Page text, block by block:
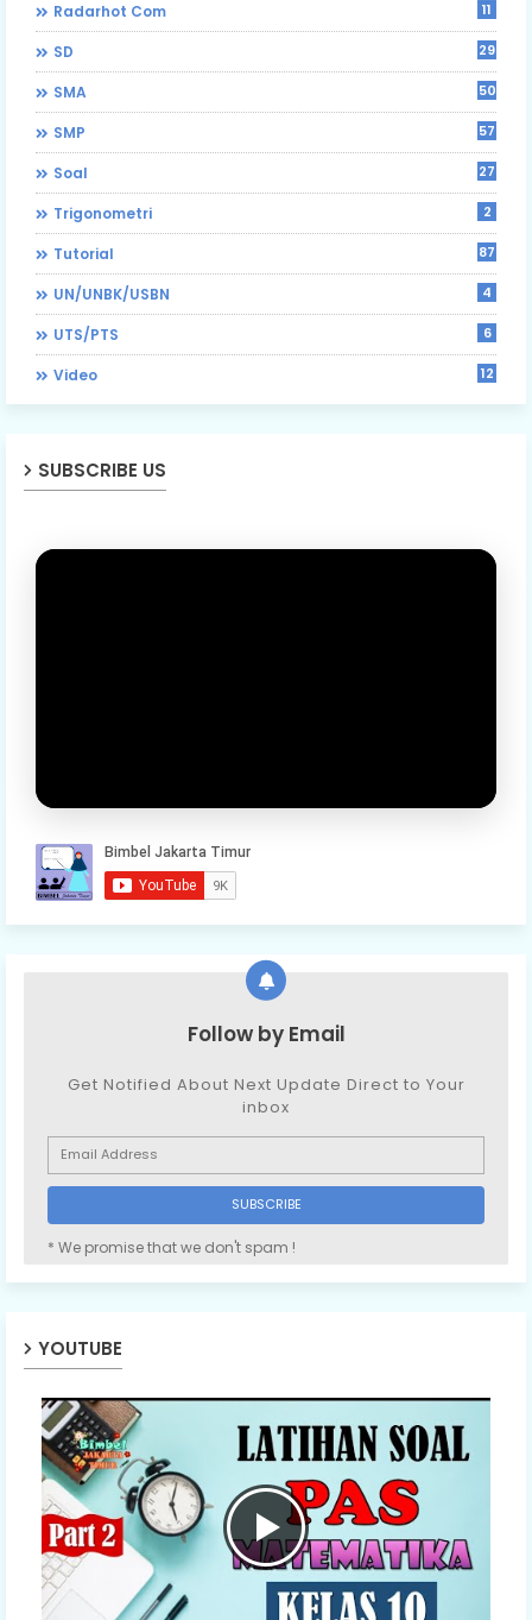
Radarhot Com 11
SD 29
SMA 50
SMP 57
Soal 27
Trigonometri 2
Tutorial 87
UN/UNBK/USBN 4
UTS/PTS 6
Video 12
SUBSCRIBE US
Follow by Email
Get Notified About Next Update Direct to Your
inbox
* We promise that we don't spam !
YOUTUBE